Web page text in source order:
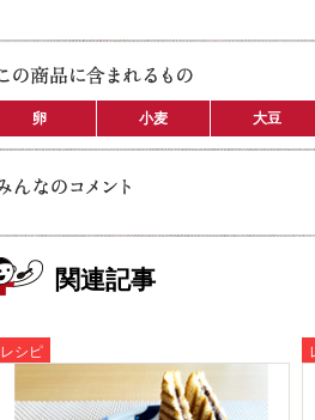
卵 小麦 大豆
関連記事
レシピ